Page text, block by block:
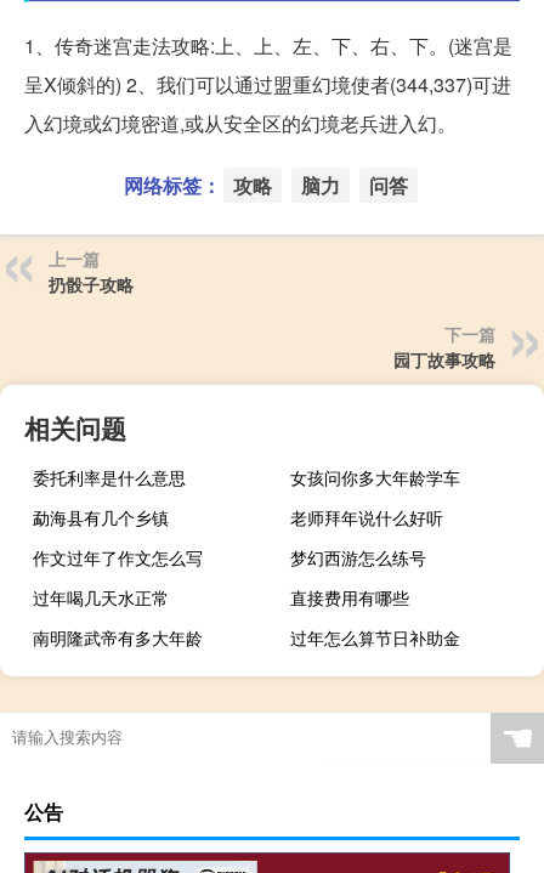
1、传奇迷宫走法攻略:上、上、左、下、右、下。(迷宫是
呈X倾斜的) 2、我们可以通过盟重幻境使者(344,337)可进
入幻境或幻境密道,或从安全区的幻境老兵进入幻。
网络标签： 攻略 脑力 问答
上一篇
扔骰子攻略
下一篇
园丁故事攻略
相关问题
委托利率是什么意思
女孩问你多大年龄学车
勐海县有几个乡镇
老师拜年说什么好听
作文过年了作文怎么写
梦幻西游怎么练号
过年喝几天水正常
直接费用有哪些
南明隆武帝有多大年龄
过年怎么算节日补助金
☚
公告